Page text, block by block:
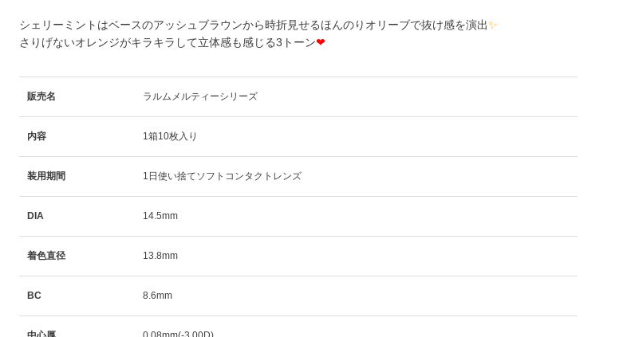
シェリーミントはベースのアッシュブラウンから時折見せるほんのりオリーブで抜け感を演出✨
さりげないオレンジがキラキラして立体感も感じる3トーン❤
販売名 ラルムメルティーシリーズ
内容 1箱10枚入り
装用期間 1日使い捨てソフトコンタクトレンズ
DIA 14.5mm
着色直径 13.8mm
BC 8.6mm